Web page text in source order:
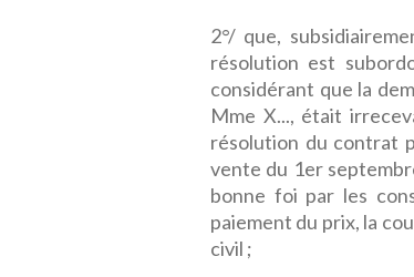
2°/ que,
résolution est
considérant que la
Mme X..., était
résolution du contrat
vente du 1er
bonne foi par les
paiement du prix, la
civil ;